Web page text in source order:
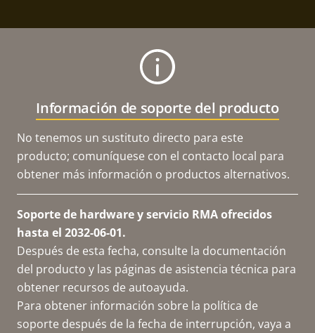
Información de soporte del producto
No tenemos un sustituto directo para este
producto; comuníquese con el contacto local para
obtener más información o productos alternativos.
Soporte de hardware y servicio RMA ofrecidos
hasta el 2032-06-01.
Después de esta fecha, consulte la documentación
del producto y las páginas de asistencia técnica para
obtener recursos de autoayuda.
Para obtener información sobre la política de
soporte después de la fecha de interrupción, vaya a